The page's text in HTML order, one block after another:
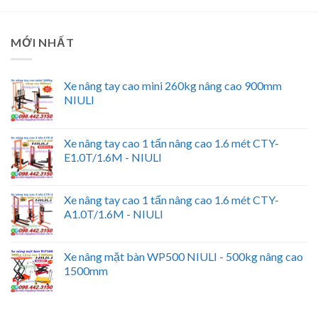
MỚI NHẤT
Xe nâng tay cao mini 260kg nâng cao 900mm
NIULI
Xe nâng tay cao 1 tấn nâng cao 1.6 mét CTY-
E1.0T/1.6M - NIULI
Xe nâng tay cao 1 tấn nâng cao 1.6 mét CTY-
A1.0T/1.6M - NIULI
Xe nâng mặt bàn WP500 NIULI - 500kg nâng cao
1500mm